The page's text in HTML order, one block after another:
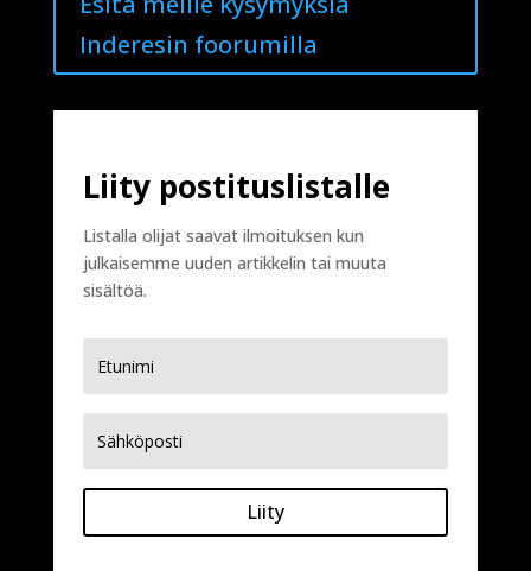
Inderesin foorumilla
Liity postituslistalle
Listalla olijat saavat ilmoituksen kun
julkaisemme uuden artikkelin tai muuta
sisältöä.
Liity